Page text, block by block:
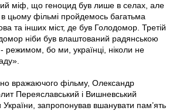
міф, що геноцид був лише в селах, але
цьому фільмі пройдемось багатьма
та інших міст, де був Голодомор. Третій
ніби був влаштований радянською
режимом, бо ми, українці, ніколи не
вражаючого фільму, Олександр
Переяславський і Вишневський
запропонував вшанувати пам’ять